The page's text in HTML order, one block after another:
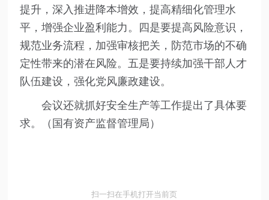
提升，深入推进降本增效，提高精细化管理水
平，增强企业盈利能力。四是要提高风险意识，
规范业务流程，加强审核把关，防范市场的不确
定性带来的潜在风险。五是要持续加强干部人才
队伍建设，强化党风廉政建设。
会议还就抓好安全生产等工作提出了具体要
求。（国有资产监督管理局）
扫一扫在手机打开当前页